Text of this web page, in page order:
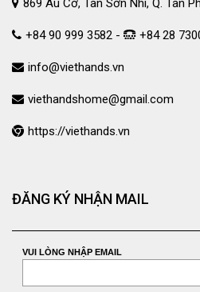
869 Âu Cơ, Tân Sơn Nhì, Q. Tân
+84 90 999 3582 - +84 28
info@viethands.vn
viethandshome@gmail.com
https://viethands.vn
ĐĂNG KÝ NHẬN MAIL
VUI LÒNG NHẬP EMAIL